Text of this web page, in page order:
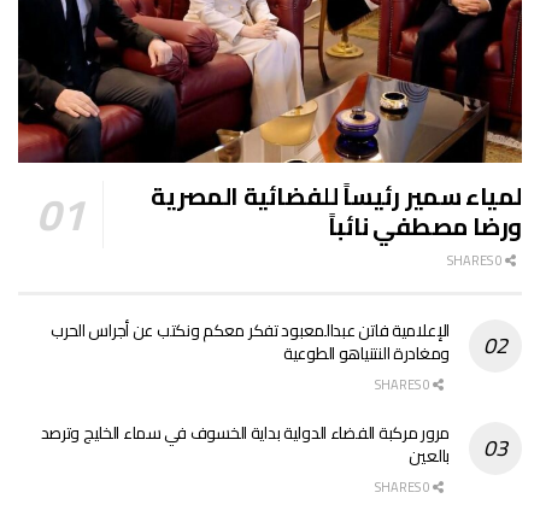
لمياء سمير رئيساً للفضائية المصرية
ورضا مصطفي نائباً
الإعلامية فاتن عبدالمعبود تفكر معكم ونكتب عن أجراس الحرب
ومغادرة النتنياهو الطوعية
مرور مركبة الفضاء الدولية بداية الخسوف في سماء الخليج وترصد
بالعين